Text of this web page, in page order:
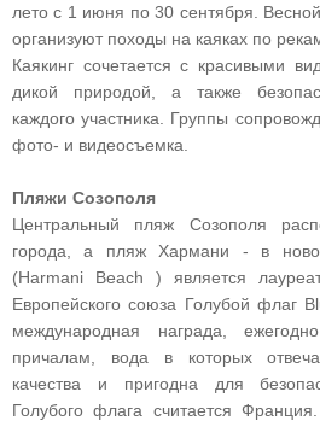
лето с 1 июня по 30 сентября.
организуют походы на каяках по
Каякинг сочетается с красивыми
дикой природой, а также
каждого участника. Группы
фото- и видеосъемка.
Пляжи Созополя
Центральный пляж Созополя
города, а пляж Хармани - в
(Harmani Beach ) является
Европейского союза Голубой флаг
международная награда,
причалам, вода в которых
качества и пригодна для
Голубого флага считается